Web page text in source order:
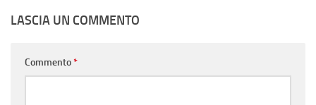
LASCIA UN COMMENTO
Commento*